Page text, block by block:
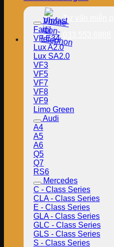
Tư vấn miễn
Vinfast
Fadil
VF E34
Lux A2.0
Lux SA2.0
VF3
VF5
VF7
VF8
VF9
Limo Green
Audi
A4
A5
A6
Q5
Q7
RS6
Mercedes
C - Class Series
CLA - Class Series
E - Class Series
GLA - Class Series
GLC - Class Series
GLS - Class Series
S - Class Series